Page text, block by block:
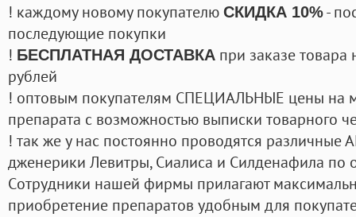
! каждому новому покупателю СКИДКА 10%-
последующие покупки
! БЕСПЛАТНАЯ ДОСТАВКА при заказе
рублей
! оптовым покупателям СПЕЦИАЛЬНЫЕ цены на
препарата с возможностью выписки товарного
! так же у нас постоянно проводятся
дженерики Левитры, Сиалиса и Силденафила по
Cотрудники нашей фирмы прилагают
приобретение препаратов удобным для